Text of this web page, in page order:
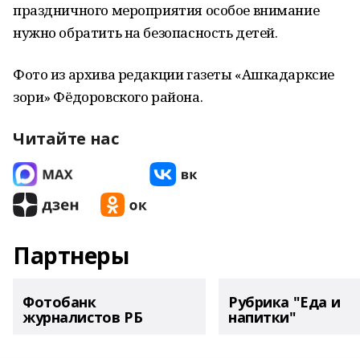
праздничного мероприятия особое внимание
нужно обратить на безопасность детей.
Фото из архива редакции газеты «Ашкадарксие
зори» Фёдоровского района.
Читайте нас
Партнеры
Фотобанк
журналистов РБ
Рубрика "Еда и
напитки"